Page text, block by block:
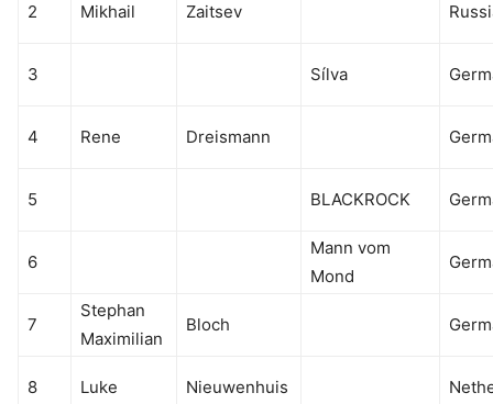
2 Mikhail Zaitsev
3 Sílva
4 Rene Dreismann
5 BLACKROCK
6
Mann vom
Mond
7
Stephan
Maximilian
Bloch
8 Luke Nieuwenhuis